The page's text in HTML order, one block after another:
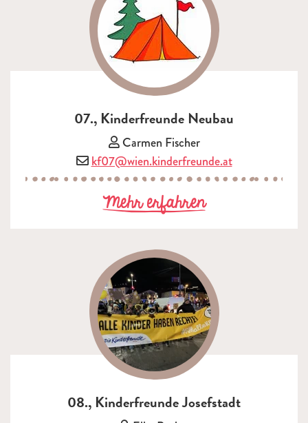
07., Kinderfreunde Neubau
Vorsitzende/r:
Carmen Fischer
E-Mail:
kf07@wien.kinderfreunde.at
Mehr erfahrenzu 07.,
08., Kinderfreunde Josefstadt